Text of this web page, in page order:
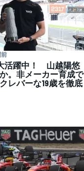
前
活躍中！ 山越陽悠
。非メーカー育成で
レバーな19歳を徹底